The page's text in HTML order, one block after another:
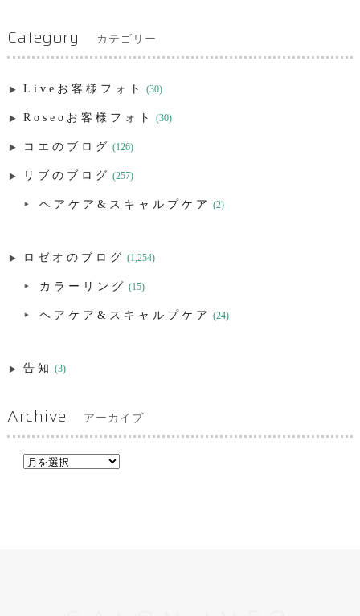
Category カテゴリー
Liveお客様フォト (30)
Roseoお客様フォト (30)
コエのブログ (126)
リブのブログ (257)
ヘアケア&スキャルプケア (2)
ロゼオのブログ (1,254)
カラーリング (15)
ヘアケア&スキャルプケア (24)
告知 (3)
Archive アーカイブ